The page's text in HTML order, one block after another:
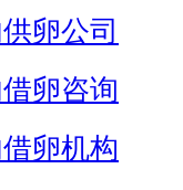
卵公司
卵咨询
卵机构